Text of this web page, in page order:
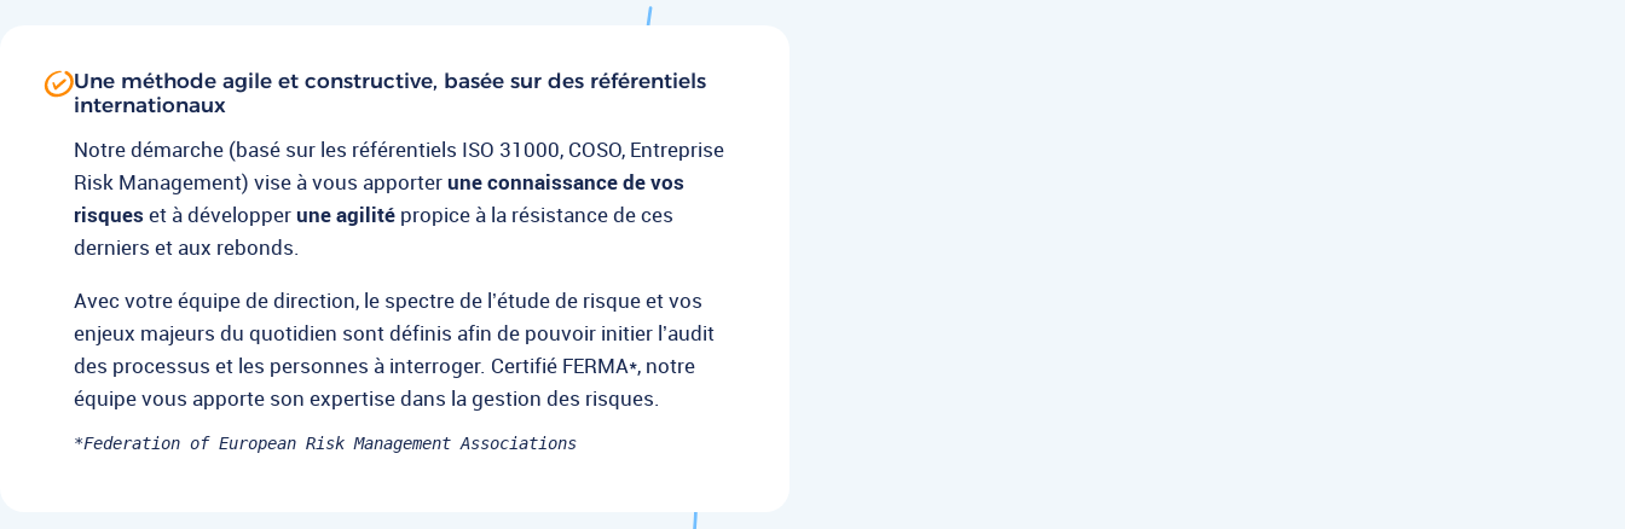
Une méthode agile et constructive, basée sur des référentiels
internationaux
Notre démarche (basé sur les référentiels ISO 31000, COSO, Entreprise
Risk Management) vise à vous apporterune connaissance de vos
risques et à développerune agilité propice à la résistance de ces
derniers et aux rebonds.
Avec votre équipe de direction, le spectre de l’étude de risque et vos
enjeux majeurs du quotidien sont définis afin de pouvoir initier l’audit
des processus et les personnes à interroger. Certifié FERMA*, notre
équipe vous apporte son expertise dans la gestion des risques.
*Federation of European Risk Management Associations